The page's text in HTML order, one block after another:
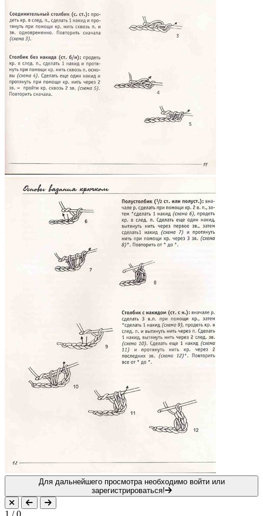
Для дальнейшего просмотра необходимо войти или
зарегистрироваться!
1 /0